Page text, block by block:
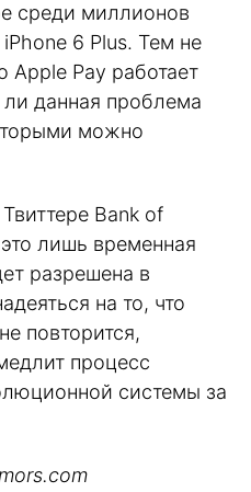
среди миллионов
6 Plus. Тем не
Apple Pay работает
данная проблема
можно
Bank of
лишь временная
разрешена в
на то, что
повторится,
процесс
системы за